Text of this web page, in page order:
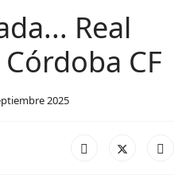
Real
CF
2025